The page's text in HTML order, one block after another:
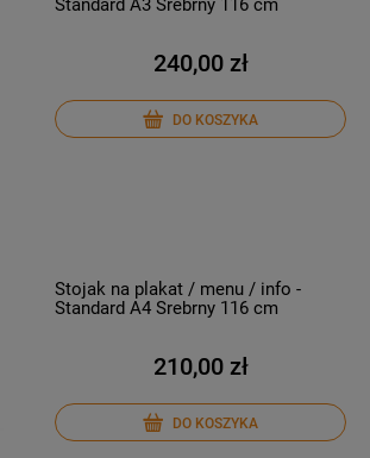
Standard A3 Srebrny 116 cm
240,00 zł
DO KOSZYKA
Stojak na plakat / menu / info -
Standard A4 Srebrny 116 cm
210,00 zł
DO KOSZYKA